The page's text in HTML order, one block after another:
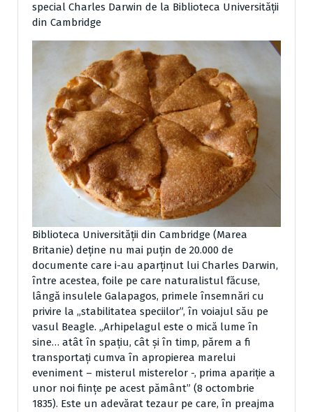
special Charles Darwin de la Biblioteca Universităţii
din Cambridge
Biblioteca Universităţii din Cambridge (Marea
Britanie) deţine nu mai puţin de 20.000 de
documente care i-au aparţinut lui Charles Darwin,
între acestea, foile pe care naturalistul făcuse,
lângă insulele Galapagos, primele însemnări cu
privire la „stabilitatea speciilor”, în voiajul său pe
vasul Beagle. „Arhipelagul este o mică lume în
sine… atât în spaţiu, cât şi în timp, părem a fi
transportaţi cumva în apropierea marelui
eveniment – misterul misterelor -, prima apariţie a
unor noi fiinţe pe acest pământ” (8 octombrie
1835). Este un adevărat tezaur pe care, în preajma